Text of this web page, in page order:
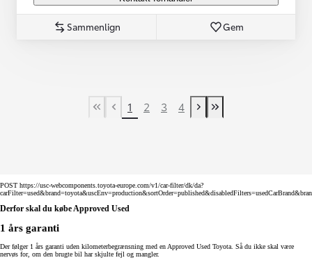
Sammenlign Gem
First Page
Tidligere side
1 2 3 4
Næste side
Last Page
POST https://usc-webcomponents.toyota-europe.com/v1/car-filter/dk/da?
Derfor skal du købe Approved Used
1 års garanti
Der følger 1 års garanti uden kilometerbegrænsning med en Approved Used Toyota. Så du ikke skal være
nervøs for, om den brugte bil har skjulte fejl og mangler.